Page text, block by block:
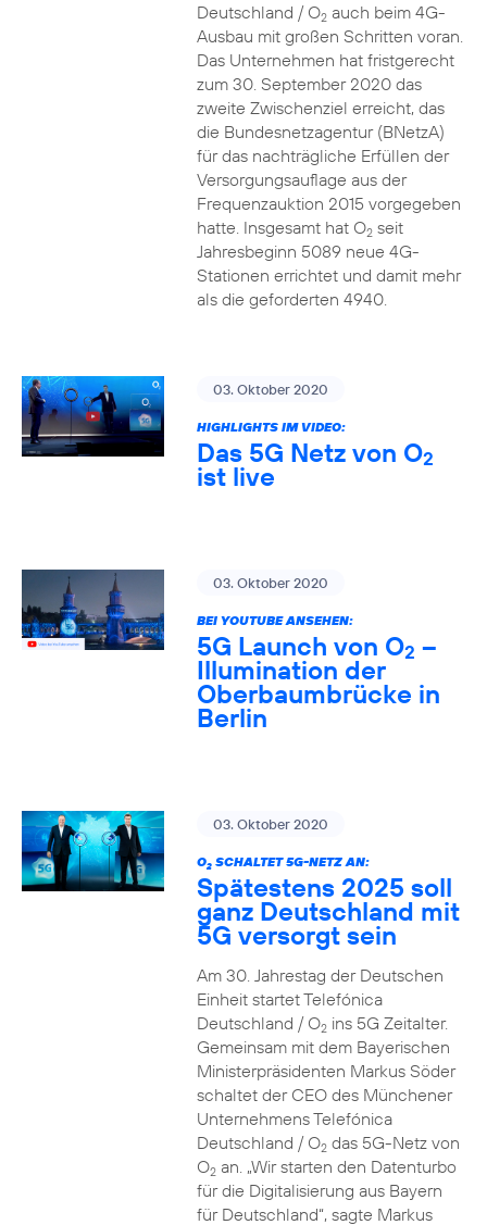
Deutschland / O2auch beim 4G-
Ausbau mit großen Schritten voran.
Das Unternehmen hat fristgerecht
zum 30. September 2020 das
zweite Zwischenziel erreicht, das
die Bundesnetzagentur (BNetzA)
für das nachträgliche Erfüllen der
Versorgungsauflage aus der
Frequenzauktion 2015 vorgegeben
hatte. Insgesamt hat O2seit
Jahresbeginn 5089 neue 4G-
Stationen errichtet und damit mehr
als die geforderten 4940.
03. Oktober 2020
HIGHLIGHTS IM VIDEO:
Das 5G Netz von O2
ist live
03. Oktober 2020
BEI YOUTUBE ANSEHEN:
5G Launch von O2 –
Illumination der
Oberbaumbrücke in
Berlin
03. Oktober 2020
O2SCHALTET 5G-NETZ AN:
Spätestens 2025 soll
ganz Deutschland mit
5G versorgt sein
Am 30. Jahrestag der Deutschen
Einheit startet Telefónica
Deutschland / O2ins 5G Zeitalter.
Gemeinsam mit dem Bayerischen
Ministerpräsidenten Markus Söder
schaltet der CEO des Münchener
Unternehmens Telefónica
Deutschland / O2das 5G-Netz von
O2an. „Wir starten den Datenturbo
für die Digitalisierung aus Bayern
für Deutschland“, sagte Markus